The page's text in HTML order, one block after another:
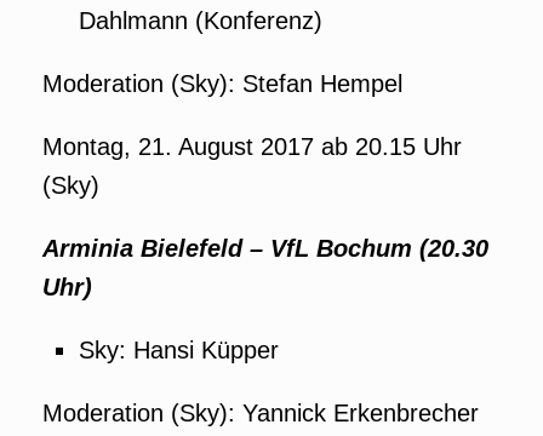
Dahlmann (Konferenz)
Moderation (Sky): Stefan Hempel
Montag, 21. August 2017 ab 20.15 Uhr
(Sky)
Arminia Bielefeld – VfL Bochum (20.30
Uhr)
Sky: Hansi Küpper
Moderation (Sky): Yannick Erkenbrecher